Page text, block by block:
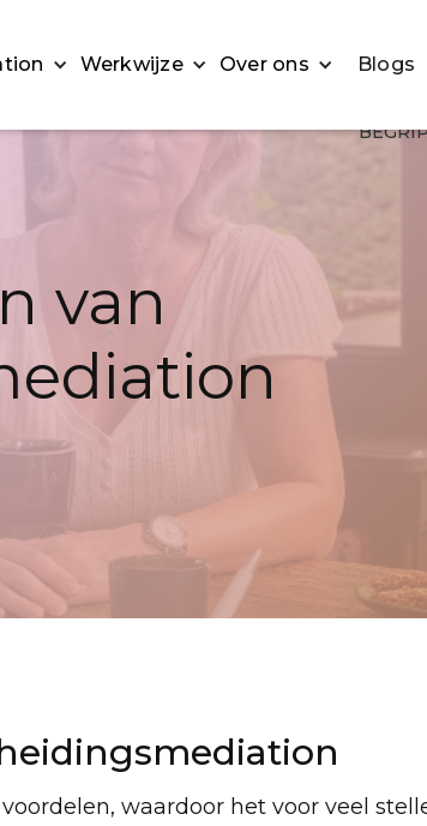
Werkwijze Over ons Blogs
van
waardoor het voor veel